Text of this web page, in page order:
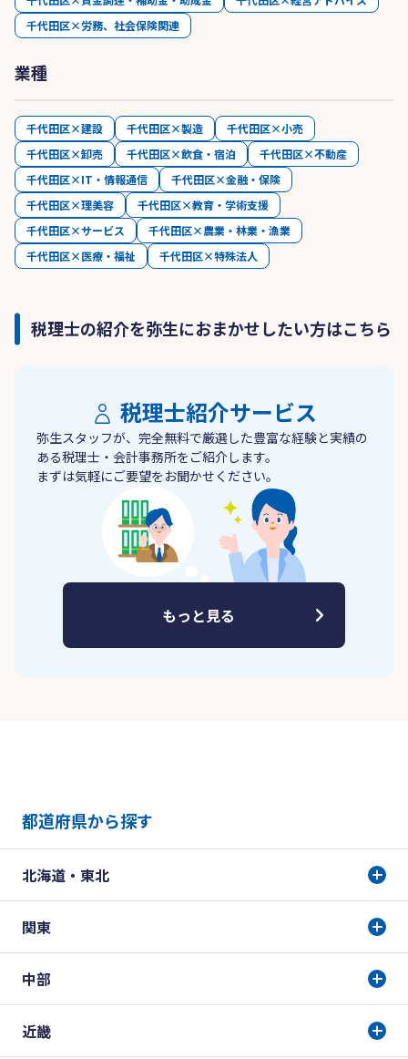
千代田区×労務、社会保険関連
業種
千代田区×建設 千代田区×製造
千代田区×小売
千代田区×卸売
千代田区×飲食・宿泊
千代田区×不動産
千代田区×IT・情報通信
千代田区×金融・保険
千代田区×理美容
千代田区×教育・学術支援
千代田区×サービス
千代田区×農業・林業・漁業
千代田区×医療・福祉
千代田区×特殊法人
税理士の紹介を弥生におまかせしたい方はこちら
税理士紹介サービス
弥生スタッフが、完全無料で厳選した豊富な経験と実績の
ある税理士・会計事務所をご紹介します。
まずは気軽にご要望をお聞かせください。
もっと見る
都道府県から探す
北海道・東北
関東
中部
近畿